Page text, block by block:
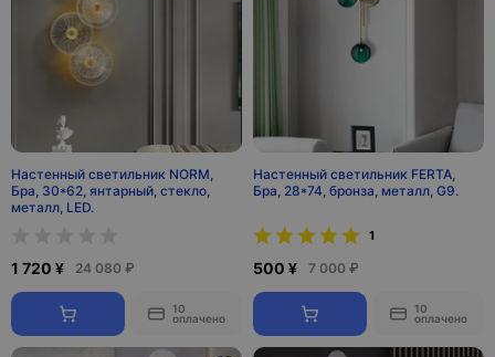
Настенный светильник NORM,
Бра, 30*62, янтарный, стекло,
металл, LED.
1 720 ¥ 24 080 ₽
10
оплачено
Настенный светильник FERTA,
Бра, 28*74, бронза, металл, G9.
1
500 ¥ 7 000 ₽
10
оплачено